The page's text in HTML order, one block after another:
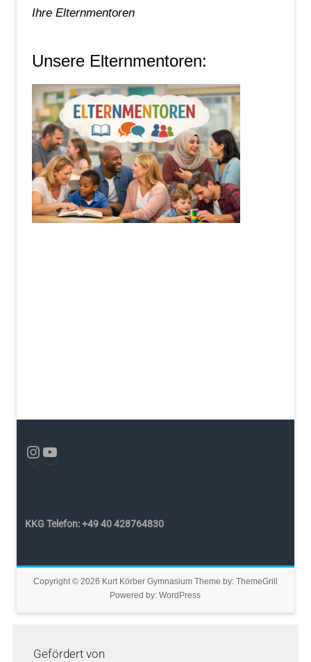
Ihre Elternmentoren
Unsere Elternmentoren:
KKG Telefon: +49 40 428764830
Copyright © 2026 Kurt Körber GymnasiumTheme by: ThemeGrill
Powered by:WordPress
Gefördert von